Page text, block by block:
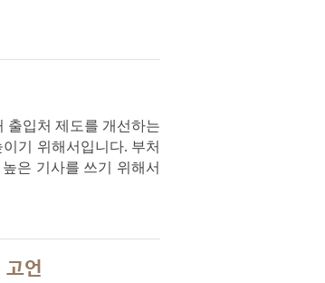
출입처 제도를 개선하는
기 위해서입니다. 부처
은 기사를 쓰기 위해서
언